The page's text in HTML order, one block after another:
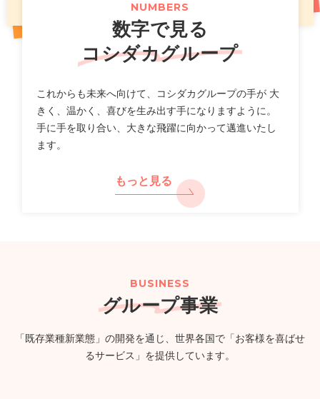
2026年07月10日 適時開示
2026年8月期第３四半期 決算補足説明資料
2026年07月10日 決算
2026年8月期 第３四半期決算短信〔日本基準〕(連結)
一覧
ンドオープン!札幌平岸エリアに新たなエンタメ空間が誕
生!
【カラオケまねきねこ 相模大野駅前店】 8 月 5 日 12:00
グランドオープン!プロ参戦のダーツイベントも開催!
（712KB）
ニュースリリース
【カラオケまねきねこ 古川台町店】7月30日 17:00 グラ
ンドオープン!おかしバーを宮城・大崎市初導入!来店する
NUMBERS
数字で見る
コシダカグループ
これからも未来へ向けて、コシダカグループの手が 大
きく、温かく、喜びを生み出す手になりますように。
手に手を取り合い、大きな飛躍に向かって邁進いたし
ます。
もっと見る
BUSINESS
グループ事業
「既存業種新業態」の開発を通じ、世界各国で「お客様を喜ばせ
るサービス」を提供しています。